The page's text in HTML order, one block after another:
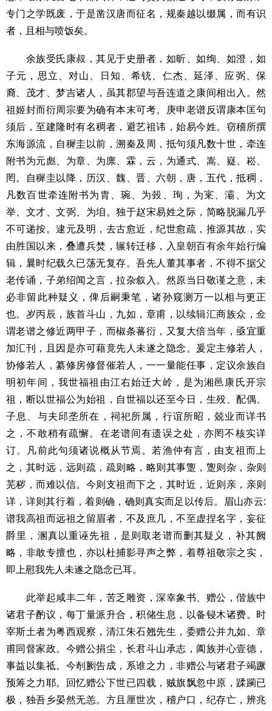
专门之学既废，于是凿汉唐而征名，规秦越以缀属，而有识
者，且相与喷饭矣。
余族受氏康叔，其见于史册者，如昕、如绚、如澄，如
子元，思立、对山、日知、希铳、仁杰、延泽、应弼、保
裔、茂才、梦吉诸人，虽其郡望与吾连道之康间相出入。然
祖姬封而衍周宗要为确有本末可考。庚申老谱反谓康本匡句
须后，至建隆时有名稠者，避艺祖讳，始易今姓。窃稽所撰
东海源流，自穉圭以前，溯秦及周，抵句须凡数十世，牵连
附书为元彪、为章、为廪、霖，云，为通式、嵩、嶷、崧、
罔。自穉圭以降，历汉、魏、晋、六朝，唐，五代，抵稠，
凡数百世牵连附书为胄、琬、为㲄、珣，为宷、灞、为文
举、文才、文弼、为垍。独于赵宋易姓之际，简略脱漏几乎
不可递按。逮元及明，去古愈近，纪世愈疏，推源其故，实
由胜国以来，叠遭兵焚，辗转迁移，入皇朝百有余年始行编
辑，曩时纪载久已荡无复存。吾先人董其事者，不得不据父
老传诵，子弟绍闻之言，拉杂叙入。然原当日敬谨之意，未
必非留此种疑义，俾后嗣秉笔，诸孙窥测万一以相与更正
也。岁丙辰，族首斗山，九如，章甫，以续辑汇商族众，佥
谓老谱之修近两甲子，而椒条蕃衍，又复大倍当年，亟宜重
加汇刊，且因是亦可藉竟先人未遂之隐念。爰定主修若人，
协修若人，纂修房修督催若人，一一量能任事，定议余族自
明初年间，我世福祖由江右始迁大岭，是为湘邑康氏开宗
祖，断以世福公为始祖，自世福以还至今日，生殁、配偶、
子息、与夫邱垄所在，祠祀所属，行谊所昭，兢业而详书
之，不敢稍有疏懈。在老谱间有遗误之处，亦罔不核实详
订。凡前此句须诸说概从节焉。若渔仲有言，由支祖而上
之，其时远，远则疏，疏则略，略则其事躛，躛则杂，杂则
芜秽，而难以信。今则支祖而下之，其时近，近则亲，亲则
详，详则其行着，着则确，确则真实而足以传后。眉山亦云:
谱我高祖而远祖之留眉者，不及庶几，不至虚捏名字，妄征
爵里，溷真以重诬先祖，是则取老谱而删其疑义，补其阙
略，非敢专擅也，亦以杜捕影寻声之弊，着尊祖敬宗之实，
即上慰我先人未遂之隐念已耳。
此举起咸丰二年，苦乏雕资，深幸象书、赠公，偕族中
诸君子酌议，每丁量派升合，积储生息，以备锓木诸费。时
宰斯土者为粤西观察，清江朱石翘先生，委赠公并九如、章
甫同督家政。今赠公捐尘，长君斗山承志，阖族并心壹德，
事益以集祗。今剞劂告成，系谁之力，非赠公与诸君子竭蹶
预筹之力耶。回忆赠公下世已四载，贼旗飘忽中原，蹂躏已
极，独吾乡晏然无恙。方且厘世次，稽户口，纪存亡，辨兆